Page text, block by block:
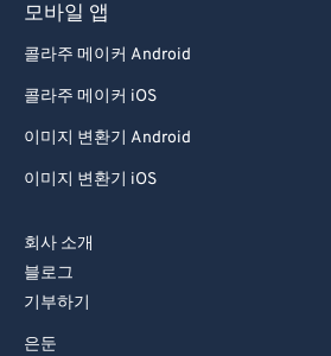
모바일 앱
콜라주 메이커 Android
콜라주 메이커 iOS
이미지 변환기 Android
이미지 변환기 iOS
회사 소개
블로그
기부하기
은둔